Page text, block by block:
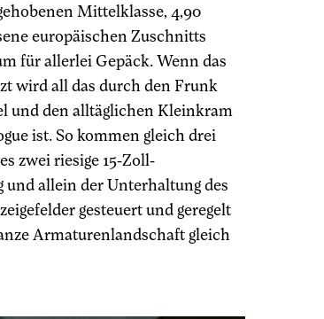
Mittelklasse, 4,90
europäischen Zuschnitts
für allerlei Gepäck. Wenn das
wird all das durch den Frunk
und den alltäglichen Kleinkram
ist. So kommen gleich drei
zwei riesige 15-Zoll-
und allein der Unterhaltung des
gesteuert und geregelt
Armaturenlandschaft gleich